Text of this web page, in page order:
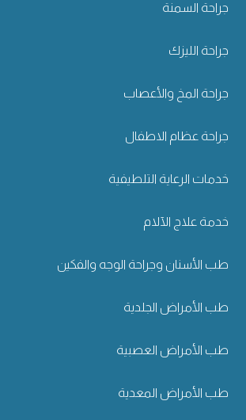
جراحة السمنة
جراحة الليزك
جراحة المخ والأعصاب
جراحة عظام الاطفال
خدمات الرعاية التلطيفية
خدمة علاج الآلام
طب الأسنان وجراحة الوجه والفكين
طب الأمراض الجلدية
طب الأمراض العصبية
طب الأمراض المعدية